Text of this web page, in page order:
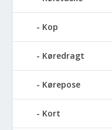
Kop
Køredragt
Kørepose
Kort